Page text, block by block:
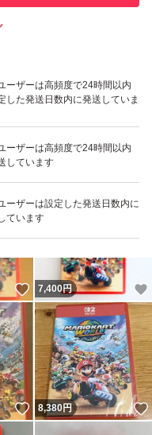
ーザーは高頻度で24時間以内
した発送日数内に発送していま
ーザーは高頻度で24時間以内
しています
ーザーは設定した発送日数内に
ています
いいね！
7,280
いいね！
7,400円
いいね！
8,380円